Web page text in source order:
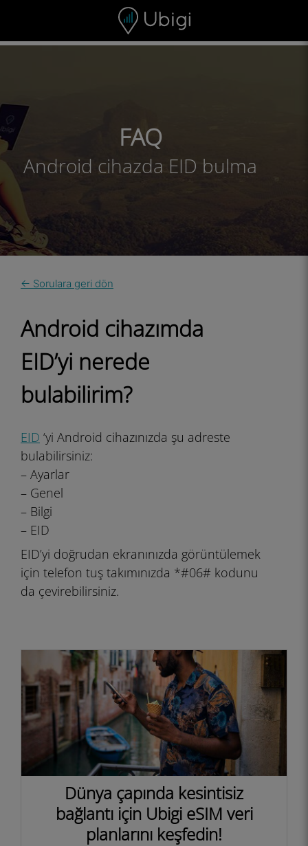
Gezinme çubuğu Alt bilgi
FAQ
Android cihazda EID bulma
← Sorulara geri dön
Android cihazımda
EID’yi nerede
bulabilirim?
EID ‘yi Android cihazınızda şu adreste
bulabilirsiniz:
– Ayarlar
– Genel
– Bilgi
– EID
EID’yi doğrudan ekranınızda görüntülemek
için telefon tuş takımınızda *#06# kodunu
da çevirebilirsiniz.
Dünya çapında kesintisiz
bağlantı için Ubigi eSIM veri
planlarını keşfedin!